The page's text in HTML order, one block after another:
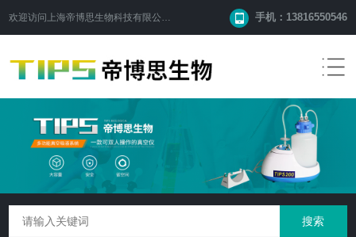
欢迎访问 上海帝博思生物科技有限公司 手机：13816550546